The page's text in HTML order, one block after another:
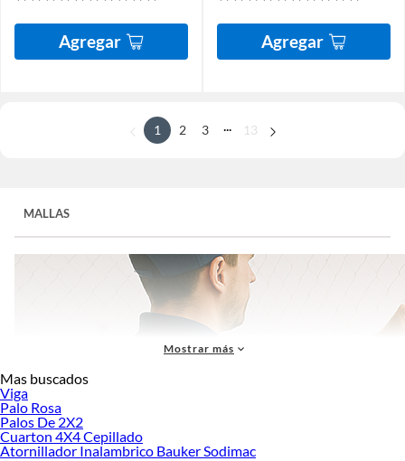
Agregar Agregar
1 2 3 ... 13
MALLAS
Mostrar más
Mas buscados
Viga
Palo Rosa
Palos De 2X2
Cuarton 4X4 Cepillado
Atornillador Inalambrico Bauker Sodimac